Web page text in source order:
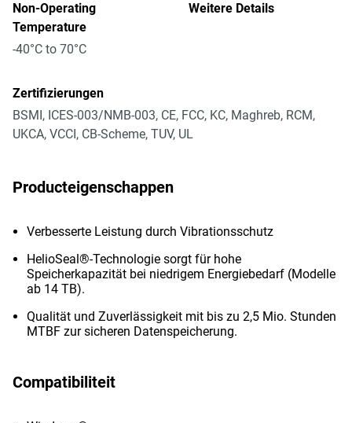
Non-Operating
Temperature
-40°C to 70°C
Weitere Details
Zertifizierungen
BSMI, ICES-003/NMB-003, CE, FCC, KC, Maghreb, RCM,
UKCA, VCCI, CB-Scheme, TUV, UL
Producteigenschappen
Verbesserte Leistung durch Vibrationsschutz
HelioSeal®-Technologie sorgt für hohe
Speicherkapazität bei niedrigem Energiebedarf (Modelle
ab 14 TB).
Qualität und Zuverlässigkeit mit bis zu 2,5 Mio. Stunden
MTBF zur sicheren Datenspeicherung.
Compatibiliteit